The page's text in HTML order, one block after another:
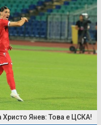
Янев: Това е ЦСКА!